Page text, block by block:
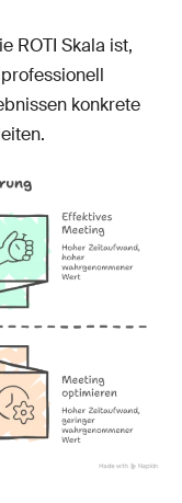
ROTI Skala ist,
konkrete